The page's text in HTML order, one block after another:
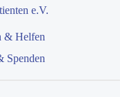
e.V.
& Helfen
Spenden